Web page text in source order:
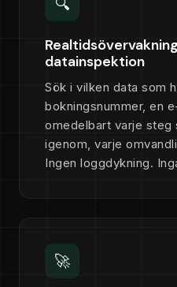
datainspektion
Sök i vilken data som
bokningsnummer, en
omedelbart varje steg
igenom, varje
Ingen loggdykning.
🚀